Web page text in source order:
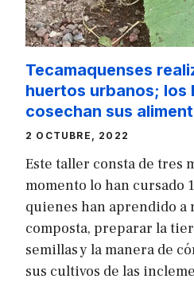
Tecamaquenses
huertos urbanos; los
cosechan sus
2 OCTUBRE, 2022
Este taller consta de tres
momento lo han cursado
quienes han aprendido a
composta, preparar la
semillas y la manera de
sus cultivos de las